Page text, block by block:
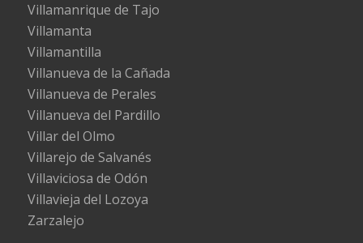
Villamanrique de Tajo
Villamanta
Villamantilla
Villanueva de la Cañada
Villanueva de Perales
Villanueva del Pardillo
Villar del Olmo
Villarejo de Salvanés
Villaviciosa de Odón
Villavieja del Lozoya
Zarzalejo